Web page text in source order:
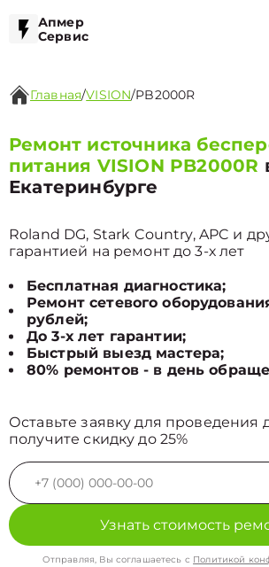
Апмер
Сервис
Главная/VISION/PB2000R
Ремонт источника
питания VISION PB2000R
Екатеринбурге
Roland DG, Stark Country, APC и
гарантией на ремонт до 3-х лет
Бесплатная диагностика;
Ремонт сетевого
рублей;
До 3-х лет гарантии;
Быстрый выезд мастера;
80% ремонтов - в день
Оставьте заявку для проведения
получите скидку до 25%
Узнать стоимость
Отправляя, Вы соглашаетесь с Политикой